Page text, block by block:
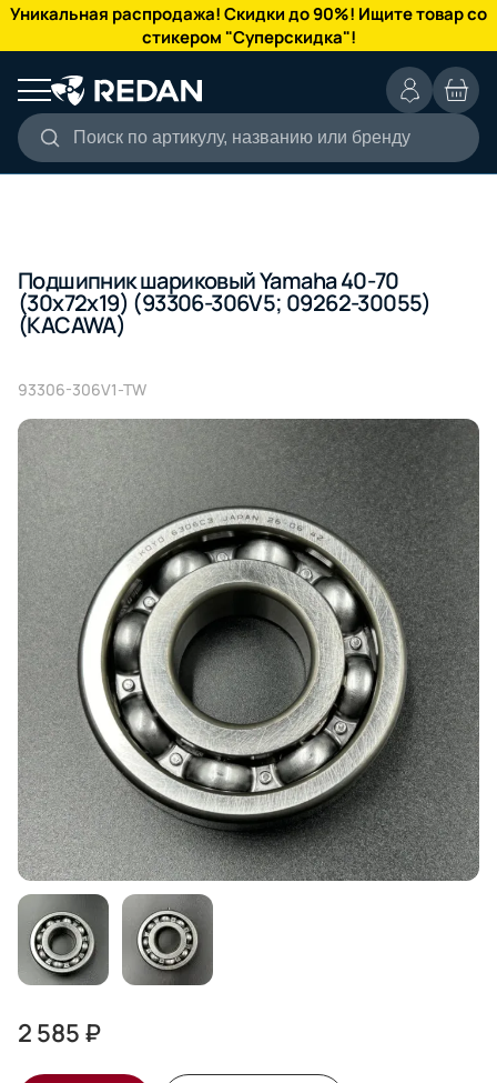
Уникальная распродажа! Скидки до 90%! Ищите товар со
стикером "Суперскидка"!
Поиск по артикулу, названию или бренду
КАТАЛОГ
Подшипник шариковый Yamaha 40-70
(30x72x19) (93306-306V5; 09262-30055)
(KACAWA)
93306-306V1-TW
2 585 ₽